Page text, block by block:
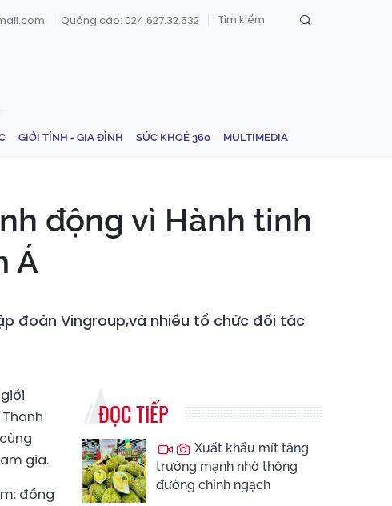
Quảng cáo: 024.627.32.632
GIỚI TÍNH - GIA ĐÌNH SỨC KHOẺ 360 MULTIMEDIA
động vì Hành tinh
Á
đoàn Vingroup,và nhiều tổ chức đối tác
gia.
đồng
ĐỌC TIẾP
Xuất khẩu mít tăng
trưởng mạnh nhờ thông
đường chính ngạch